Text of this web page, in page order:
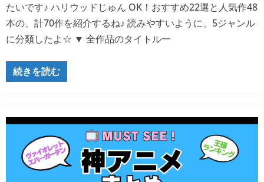
たいです♪ ハリウッドじゅん OK！おすすめ22選と人気作48
本の、計70作を紹介するね♪ 読みやすいように、5ジャンル
に分類したよ☆ ▼ 全作品のタイトル一
続きを読む